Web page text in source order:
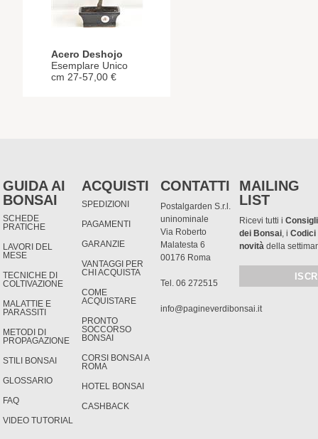
Acero Deshojo
Esemplare Unico
cm 27-57,00 €
GUIDA AI
BONSAI
SCHEDE
PRATICHE
LAVORI DEL
MESE
TECNICHE DI
COLTIVAZIONE
MALATTIE E
PARASSITI
METODI DI
PROPAGAZIONE
STILI BONSAI
GLOSSARIO
FAQ
VIDEO TUTORIAL
ACQUISTI
SPEDIZIONI
PAGAMENTI
GARANZIE
VANTAGGI PER
CHI ACQUISTA
COME
ACQUISTARE
PRONTO
SOCCORSO
BONSAI
CORSI BONSAI A
ROMA
HOTEL BONSAI
CASHBACK
CONTATTI
Postalgarden S.r.l.
uninominale
Via Roberto
Malatesta 6
00176 Roma
Tel. 06 272515
info@pagineverdibonsai.it
MAILING
LIST
Ricevi tutti i
dei Bonsai, iCodici
novità della